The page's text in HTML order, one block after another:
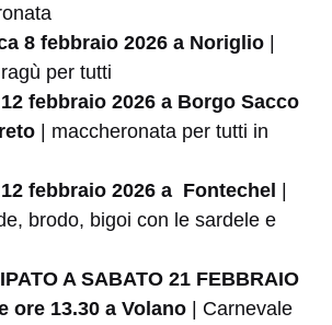
8 febbraio 2026 a Noriglio |
per tutti
febbraio 2026 a Borgo Sacco
| maccheronata per tutti in
febbraio 2026 a Fontechel |
brodo, bigoi con le sardele e
A SABATO 21 FEBBRAIO
ore 13.30 a Volano | Carnevale